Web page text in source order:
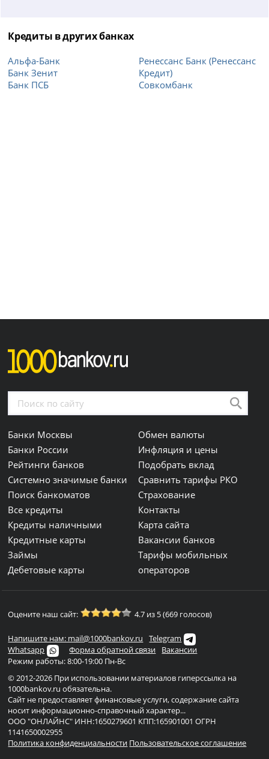
Кредиты в других банках
Альфа-Банк
Банк Зенит
Банк ПСБ
Ренессанс Банк (Ренессанс
Кредит)
Совкомбанк
Банки Москвы
Банки России
Рейтинги банков
Системно значимые банки
Поиск банкоматов
Все кредиты
Кредиты наличными
Кредитные карты
Займы
Дебетовые карты
Обмен валюты
Инфляция и цены
Подобрать вклад
Сравнить тарифы РКО
Страхование
Контакты
Карта сайта
Вакансии банков
Тарифы мобильных
операторов
Оцените наш сайт: 4.7 из 5 (669 голосов)
Напишите нам: mail@1000bankov.ru
Telegram
Whatsapp
Форма обратной связи
Вакансии
Режим работы: 8:00-19:00 Пн-Вс
© 2012-2026 При использовании материалов гиперссылка на
1000bankov.ru обязательна.
Сайт не предоставляет финансовые услуги, содержание сайта
носит информационно-справочный характер...
ООО "ОНЛАЙНС" ИНН:1650279601 КПП:165901001 ОГРН
1141650002955
Политика конфиденциальности Пользовательское соглашение